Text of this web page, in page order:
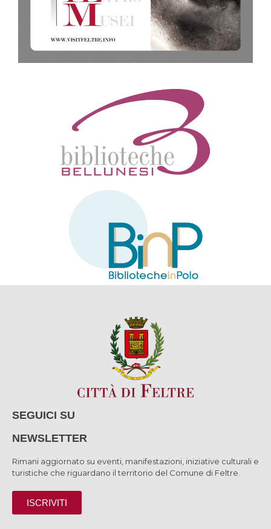
SEGUICI SU
NEWSLETTER
Rimani aggiornato su eventi, manifestazioni, iniziative culturali e
turistiche che riguardano il territorio del Comune di Feltre.
ISCRIVITI